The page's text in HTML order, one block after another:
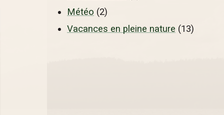
Météo (2)
Vacances en pleine nature (13)